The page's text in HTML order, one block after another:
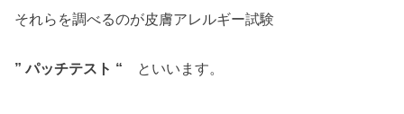
それらを調べるのが皮膚アレルギー試験
” パッチテスト “ といいます。